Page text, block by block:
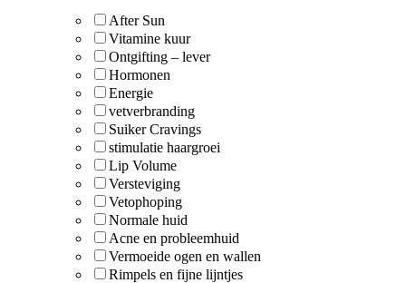
After Sun
Vitamine kuur
Ontgifting – lever
Hormonen
Energie
vetverbranding
Suiker Cravings
stimulatie haargroei
Lip Volume
Versteviging
Vetophoping
Normale huid
Acne en probleemhuid
Vermoeide ogen en wallen
Rimpels en fijne lijntjes